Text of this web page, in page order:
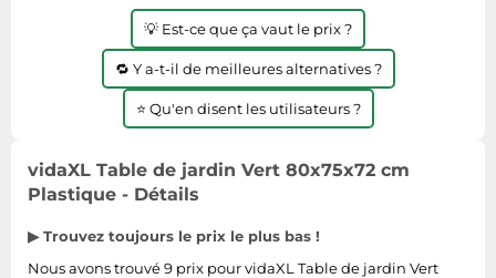
💡 Est-ce que ça vaut le prix ?
🔁 Y a-t-il de meilleures alternatives ?
⭐ Qu'en disent les utilisateurs ?
vidaXL Table de jardin Vert 80x75x72 cm
Plastique - Détails
▶ Trouvez toujours le prix le plus bas !
Nous avons trouvé 9 prix pour vidaXL Table de jardin Vert